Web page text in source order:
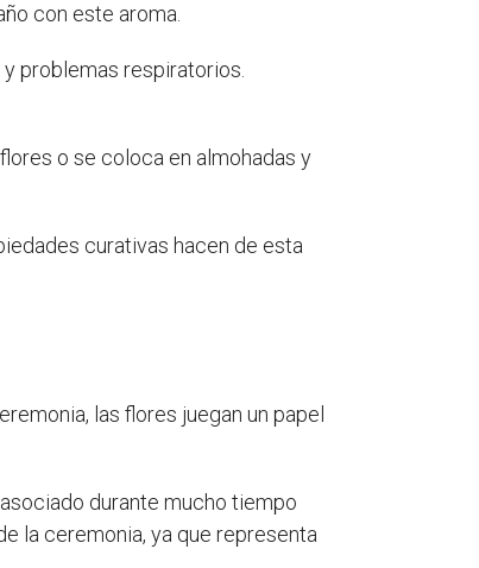
con este aroma.
problemas respiratorios.
o se coloca en almohadas y
curativas hacen de esta
las flores juegan un papel
durante mucho tiempo
la ceremonia, ya que representa